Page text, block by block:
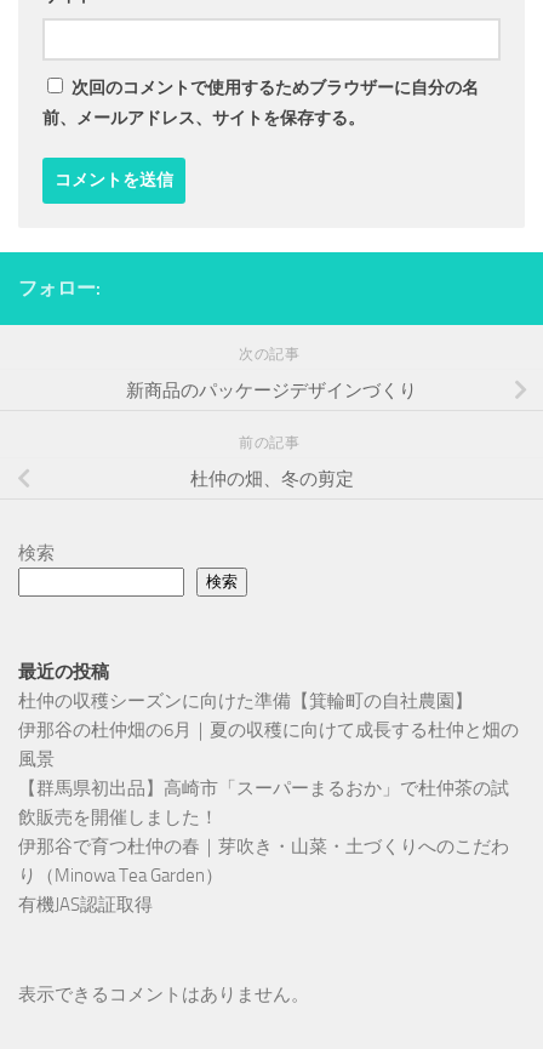
次回のコメントで使用するためブラウザーに自分の名
前、メールアドレス、サイトを保存する。
フォロー:
次の記事
新商品のパッケージデザインづくり
前の記事
杜仲の畑、冬の剪定
検索
検索
最近の投稿
杜仲の収穫シーズンに向けた準備【箕輪町の自社農園】
伊那谷の杜仲畑の6月｜夏の収穫に向けて成長する杜仲と畑の
風景
【群馬県初出品】高崎市「スーパーまるおか」で杜仲茶の試
飲販売を開催しました！
伊那谷で育つ杜仲の春｜芽吹き・山菜・土づくりへのこだわ
り（Minowa Tea Garden）
有機JAS認証取得
表示できるコメントはありません。